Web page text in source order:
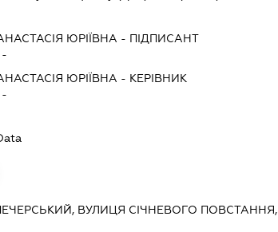
ЮРІЇВНА - ПІДПИСАНТ
-
ЮРІЇВНА - КЕРІВНИК
-
ПЕЧЕРСЬКИЙ, ВУЛИЦЯ СІЧНЕВОГО ПОВСТАННЯ,